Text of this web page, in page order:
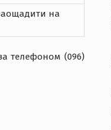
на
телефоном (096)